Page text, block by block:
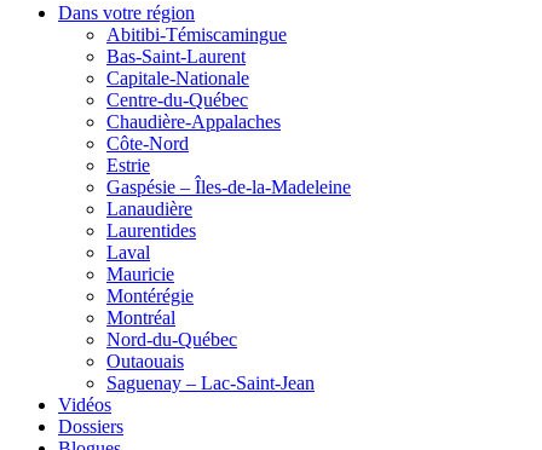
Dans votre région
Abitibi-Témiscamingue
Bas-Saint-Laurent
Capitale-Nationale
Centre-du-Québec
Chaudière-Appalaches
Côte-Nord
Estrie
Gaspésie – Îles-de-la-Madeleine
Lanaudière
Laurentides
Laval
Mauricie
Montérégie
Montréal
Nord-du-Québec
Outaouais
Saguenay – Lac-Saint-Jean
Vidéos
Dossiers